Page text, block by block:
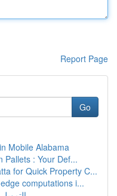
Report Page
Go
Mobile Alabama
Pallets : Your Def...
for Quick Property C...
computations i...